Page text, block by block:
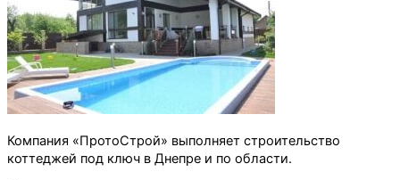
Компания «ПротоСтрой» выполняет строительство
коттеджей под ключ в Днепре и по области.